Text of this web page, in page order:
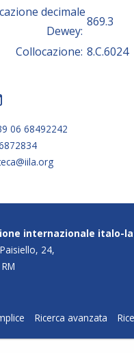
decimale
Dewey:
869.3
Collocazione: 8.C.6024
06 68492242
internazionale italo-
24,
Ricerca avanzata